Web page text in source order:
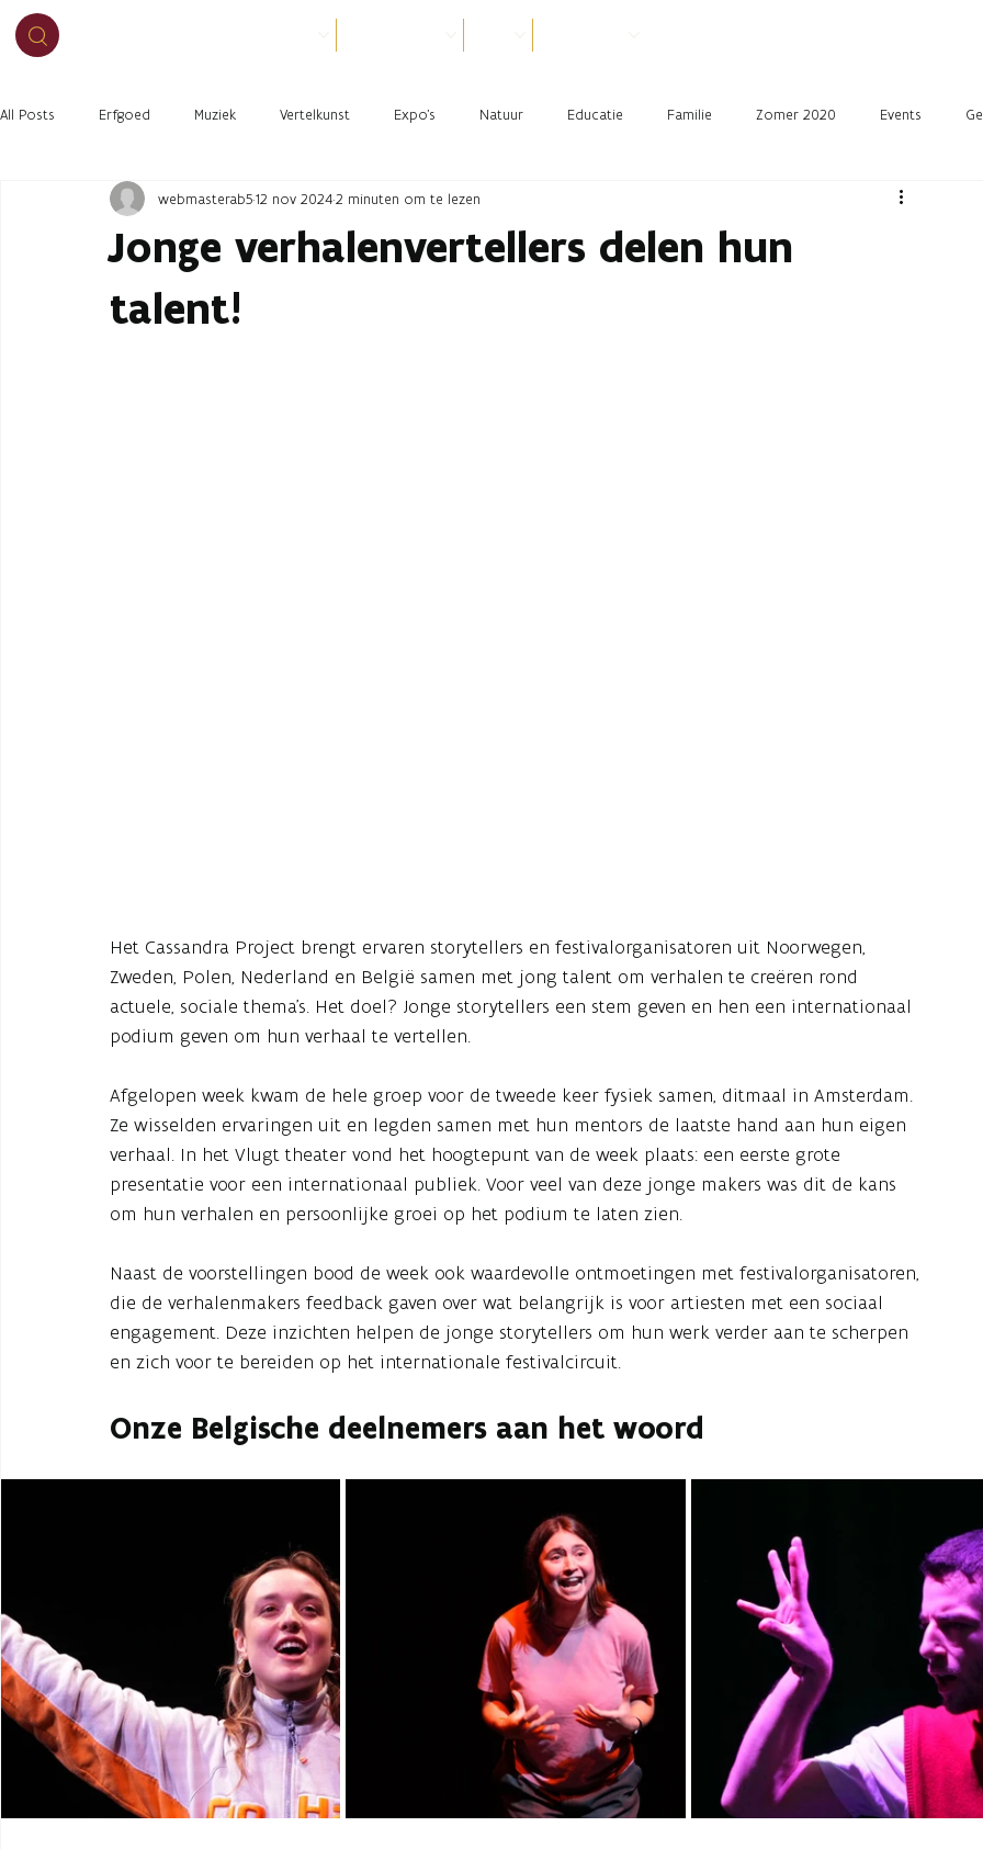
All Posts Erfgoed Muziek Vertelkunst Expo's Natuur Educatie Familie Zomer 2020 Events
Jonge verhalenvertellers delen hun
talent!
webmasterab512 nov 20242 minuten om te lezen
Het Cassandra Project brengt ervaren storytellers en festivalorganisatoren uit Noorwegen,
Zweden, Polen, Nederland en België samen met jong talent om verhalen te creëren rond
actuele, sociale thema’s. Het doel? Jonge storytellers een stem geven en hen een internationaal
podium geven om hun verhaal te vertellen.
Afgelopen week kwam de hele groep voor de tweede keer fysiek samen, ditmaal in Amsterdam.
Ze wisselden ervaringen uit en legden samen met hun mentors de laatste hand aan hun eigen
verhaal. In het Vlugt theater vond het hoogtepunt van de week plaats: een eerste grote
presentatie voor een internationaal publiek. Voor veel van deze jonge makers was dit de kans
om hun verhalen en persoonlijke groei op het podium te laten zien.
Naast de voorstellingen bood de week ook waardevolle ontmoetingen met festivalorganisatoren,
die de verhalenmakers feedback gaven over wat belangrijk is voor artiesten met een sociaal
engagement. Deze inzichten helpen de jonge storytellers om hun werk verder aan te scherpen
en zich voor te bereiden op het internationale festivalcircuit.
Onze Belgische deelnemers aan het woord